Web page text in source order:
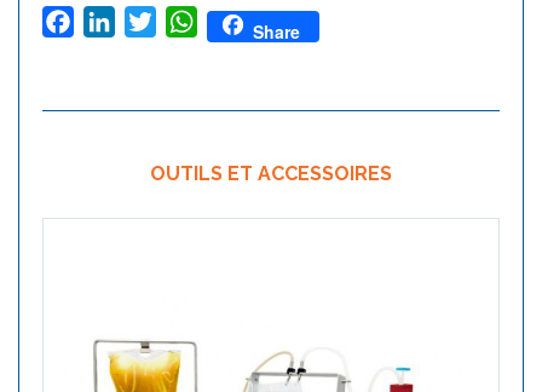
FacebookLinkedInTwitterWhatsApp
Share
OUTILS ET ACCESSOIRES